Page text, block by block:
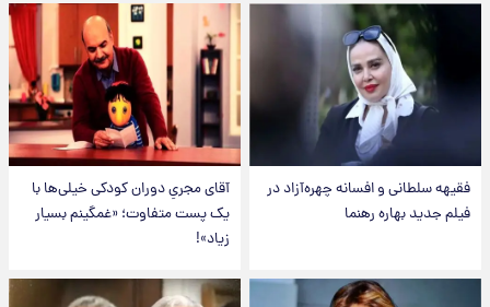
فقیهه سلطانی و افسانه چهره‌آزاد در
فیلم جدید بهاره رهنما
آقای مجریِ دوران کودکی خیلی‌ها با
یک پست متفاوت؛ «غمگینم بسیار
زیاد»!